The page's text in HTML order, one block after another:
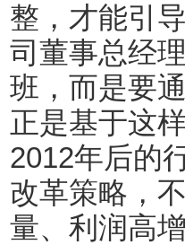
整，才能引
司董事总经
班，而是要
正是基于这
2012年后的
改革策略，
量、利润高